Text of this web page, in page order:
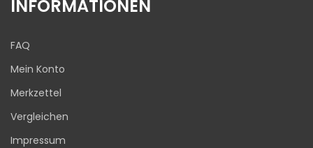
INFORMATIONEN
FAQ
Mein Konto
Merkzettel
Vergleichen
Impressum